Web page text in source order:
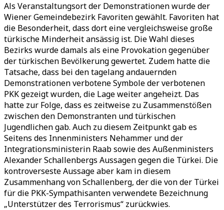
Als Veranstaltungsort der Demonstrationen wurde der
Wiener Gemeindebezirk Favoriten gewählt. Favoriten hat
die Besonderheit, dass dort eine vergleichsweise große
türkische Minderheit ansässig ist. Die Wahl dieses
Bezirks wurde damals als eine Provokation gegenüber
der türkischen Bevölkerung gewertet. Zudem hatte die
Tatsache, dass bei den tagelang andauernden
Demonstrationen verbotene Symbole der verbotenen
PKK gezeigt wurden, die Lage weiter angeheizt. Das
hatte zur Folge, dass es zeitweise zu Zusammenstößen
zwischen den Demonstranten und türkischen
Jugendlichen gab. Auch zu diesem Zeitpunkt gab es
Seitens des Innenministers Nehammer und der
Integrationsministerin Raab sowie des Außenministers
Alexander Schallenbergs Aussagen gegen die Türkei. Die
kontroverseste Aussage aber kam in diesem
Zusammenhang von Schallenberg, der die von der Türkei
für die PKK-Sympathisanten verwendete Bezeichnung
„Unterstützer des Terrorismus“ zurückwies.